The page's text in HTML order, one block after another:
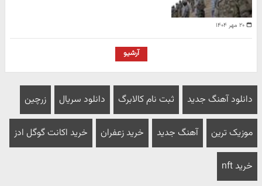
۲۰ مهر ۱۴۰۴
آرشیو
دانلود آهنگ جدید ثبت نام کالابرگ دانلود سریال زرچین
موزیک ترین آهنگ جدید خرید زعفران خرید اکانت گوگل ادز
خرید nft